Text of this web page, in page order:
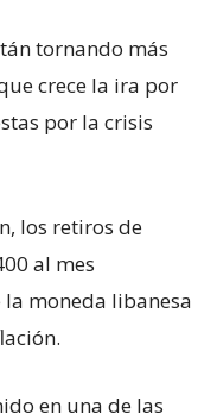
tornando más
crece la ira por
por la crisis
los retiros de
al mes
la moneda libanesa
en una de las